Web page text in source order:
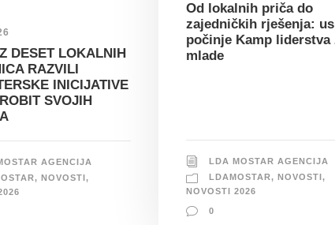
DESET LOKALNIH
RAZVILI
INICIJATIVE
SVOJIH
AGENCIJA
, NOVOSTI,
Od lokalnih priča do
zajedničkih rješenja:
počinje Kamp liderstva
mlade
LDA MOSTAR AGENCIJA
LDAMOSTAR, NOVOSTI ,
NOVOSTI 2026
0